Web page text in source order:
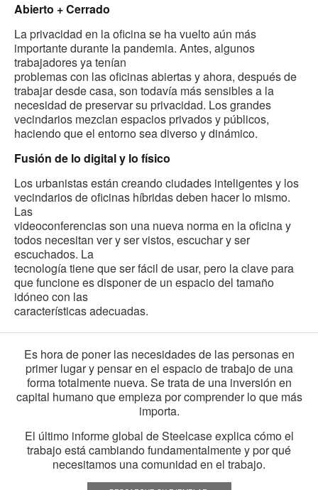
Abierto + Cerrado
La privacidad en la oficina se ha vuelto aún más
importante durante la pandemia. Antes, algunos
trabajadores ya tenían
problemas con las oficinas abiertas y ahora, después de
trabajar desde casa, son todavía más sensibles a la
necesidad de preservar su privacidad. Los grandes
vecindarios mezclan espacios privados y públicos,
haciendo que el entorno sea diverso y dinámico.
Fusión de lo digital y lo físico
Los urbanistas están creando ciudades inteligentes y los
vecindarios de oficinas híbridas deben hacer lo mismo.
Las
videoconferencias son una nueva norma en la oficina y
todos necesitan ver y ser vistos, escuchar y ser
escuchados. La
tecnología tiene que ser fácil de usar, pero la clave para
que funcione es disponer de un espacio del tamaño
idóneo con las
características adecuadas.
Es hora de poner las necesidades de las personas en
primer lugar y pensar en el espacio de trabajo de una
forma totalmente nueva. Se trata de una inversión en
capital humano que empieza por comprender lo que más
importa.
El último informe global de Steelcase explica cómo el
trabajo está cambiando fundamentalmente y por qué
necesitamos una comunidad en el trabajo.